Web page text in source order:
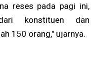
reses pada pagi ini,
konstituen dan
150 orang," ujarnya.